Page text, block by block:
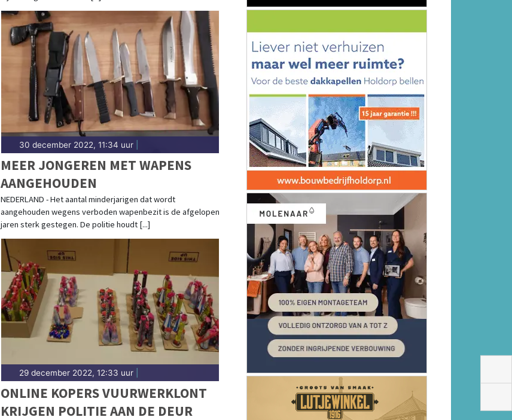
30 december 2022, 11:34 uur|
MEER JONGEREN MET WAPENS
AANGEHOUDEN
NEDERLAND - Het aantal minderjarigen dat wordt
aangehouden wegens verboden wapenbezit is de afgelopen
jaren sterk gestegen. De politie houdt [...]
29 december 2022, 12:33 uur|
ONLINE KOPERS VUURWERKLONT
KRIJGEN POLITIE AAN DE DEUR